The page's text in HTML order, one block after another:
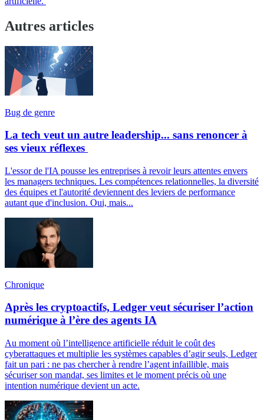
Autres articles
Bug de genre
La tech veut un autre leadership... sans renoncer à
ses vieux réflexes
L'essor de l'IA pousse les entreprises à revoir leurs attentes envers
les managers techniques. Les compétences relationnelles, la diversité
des équipes et l'autorité deviennent des leviers de performance
autant que d'inclusion. Oui, mais...
Chronique
Après les cryptoactifs, Ledger veut sécuriser l’action
numérique à l’ère des agents IA
Au moment où l’intelligence artificielle réduit le coût des
cyberattaques et multiplie les systèmes capables d’agir seuls, Ledger
fait un pari : ne pas chercher à rendre l’agent infaillible, mais
sécuriser son mandat, ses limites et le moment précis où une
intention numérique devient un acte.